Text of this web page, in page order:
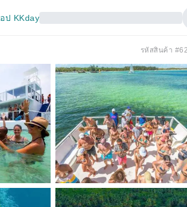
ป KKday
รหัสสินค้า